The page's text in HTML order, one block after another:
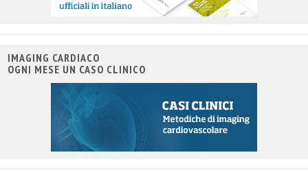
IMAGING CARDIACO
OGNI MESE UN CASO CLINICO